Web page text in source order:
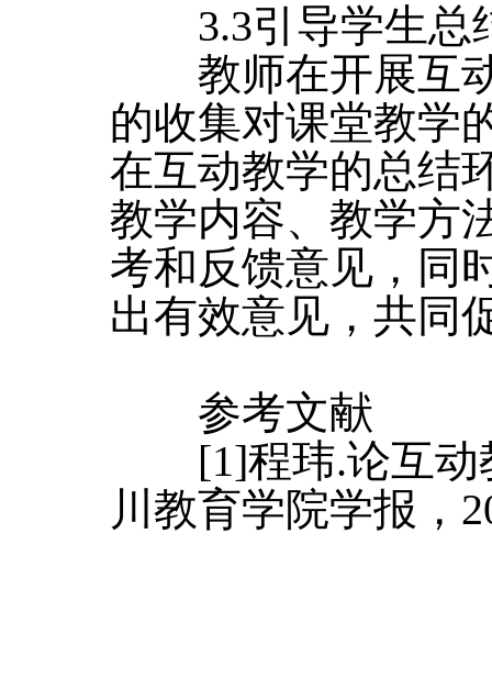
3.3引导学生总
教师在开展互动
的收集对课堂教学
在互动教学的总结
教学内容、教学方
考和反馈意见，同
出有效意见，共同
参考文献
[1]程玮.论互动
川教育学院学报，